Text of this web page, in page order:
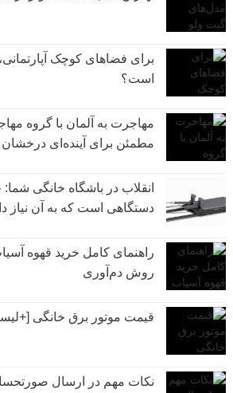
برای فضاهای کوچک
است؟
مطمئن برای آینده‌ای درخشان
انقلاب در باشگاه خانگی شما:
دستگاهی است که به آن نیاز
راهنمای کامل خرید قهوه
روش دم‌آوری
قیمت موتور برق خانگی
نکات مهم در ارسال